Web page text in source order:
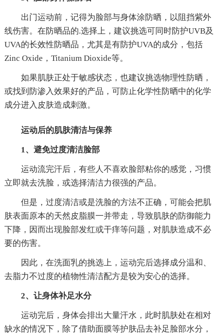
出门运动前，记得为脸部与身体涂防晒，以阻挡紫外
线伤害。在防晒品的.选择上，建议挑选可同时防护UVB及
UVA的长效性防晒品，尤其是有防护UVA的成分，包括
Zinc Oxide，Titanium Dioxide等。
如果肌肤正处于敏感状态，也建议挑选物理性防晒，
或找到防渗入效果好的产品，可防止化学性防晒中的化学
成分进入皮肤造成刺激。
运动后的肌肤清洁与保养
1、避免过度清洁脸部
运动流完汗后，有些人不喜欢脸部粘你的感觉，习惯
立即就去洗脸，或选择清洁力很强的产品。
但是，过度清洁或是洗脸的方法不正确，可能会把肌
肤表面原本的天然皮脂膜一并带走，导致肌肤的防御能力
下降，因而出现脸部发红或干痒等问题，对肌肤造成不必
要的伤害。
因此，在洗面乳的挑选上，运动完后选择成分温和、
去脂力不过度的植物性清洁配方是较为安心的选择。
2、让身体补足水分
运动完后，身体会排出大量汗水，此时肌肤处在相对
缺水的情况下，除了借助面膜等护肤品去补足脸部水分，